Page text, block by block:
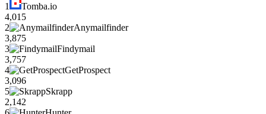
1
Tomba.io
4,015
2
Anymailfinder
3,875
3
Findymail
3,757
4
GetProspect
3,096
5
Skrapp
2,142